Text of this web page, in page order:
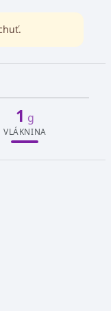
1 g
VLÁKNINA